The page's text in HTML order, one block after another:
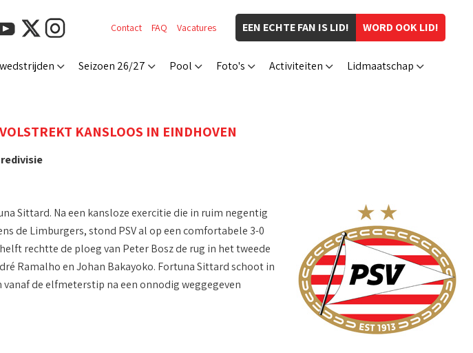
WORD OOK LID!
EEN ECHTE FAN IS LID!
Contact FAQ Vacatures
Seizoen 26/27 Pool Foto's Activiteiten Lidmaatschap
KANSLOOS IN EINDHOVEN
Sittard. Na een kansloze exercitie die in ruim negentig
de Limburgers, stond PSV al op een comfortabele 3-0
rechtte de ploeg van Peter Bosz de rug in het tweede
Ramalho en Johan Bakayoko. Fortuna Sittard schoot in
de elfmeterstip na een onnodig weggegeven